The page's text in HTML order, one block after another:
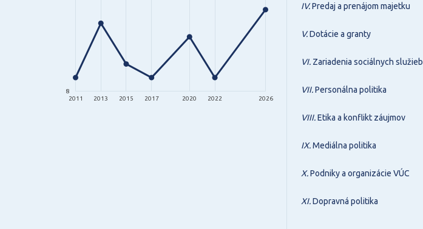
2011 2013 2015 2017 2020 2022 2026
8
IV.Predaj a prenájom majetku
V.Dotácie a granty
VI. Zariadenia sociálnych služieb
VII.Personálna politika
VIII.Etika a konflikt záujmov
IX.Mediálna politika
X.Podniky a organizácie VÚC
XI.Dopravná politika